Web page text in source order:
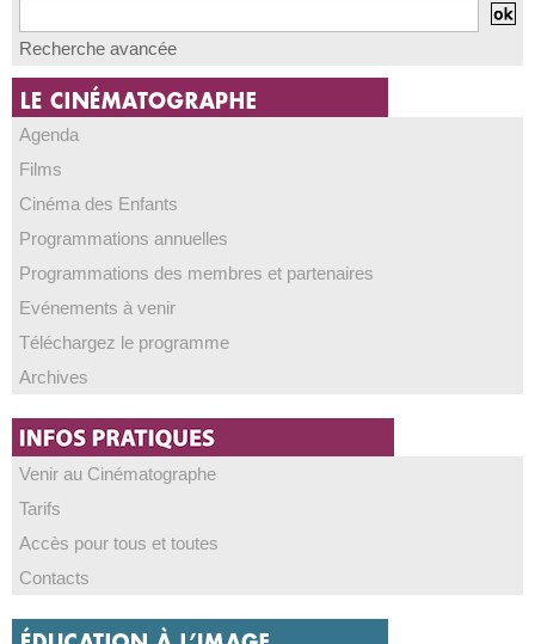
Recherche avancée
Agenda
Films
Cinéma des Enfants
Programmations annuelles
Programmations des membres et partenaires
Evénements à venir
Téléchargez le programme
Archives
Venir au Cinématographe
Tarifs
Accès pour tous et toutes
Contacts